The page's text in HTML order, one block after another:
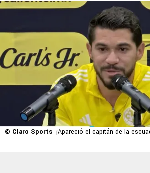
© Claro Sports ¡Apareció el capitán de la